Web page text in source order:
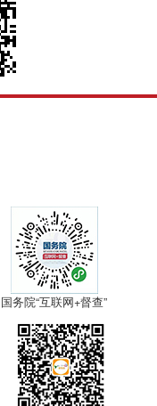
国务院“互联网+督查”